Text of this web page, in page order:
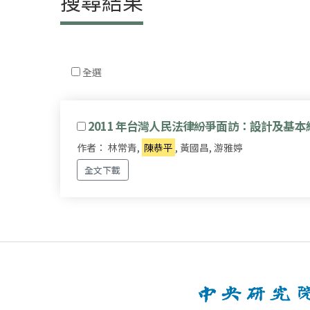
全選
2011 年台灣人民法律紛爭面訪：設計及基本
作者： 林常青, 陳恭平 , 黃國昌, 游雅婷
全文下載